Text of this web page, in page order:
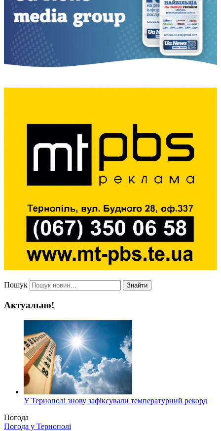
Пошук Знайти
Актуально!
У Тернополі знову зафіксували температурний рекорд
Погода
Погода у Тернополі